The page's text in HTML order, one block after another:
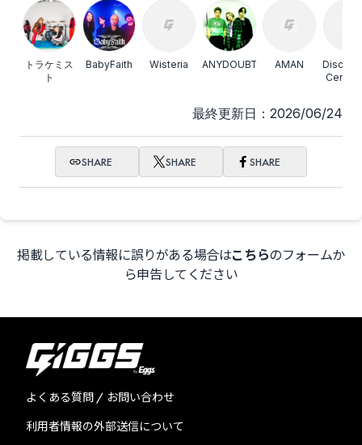
トラケミス
ト
BabyFaith Wisteria ANYDOUBT AMAN
最終更新日：2026/06/24
SHARE SHARE SHARE
掲載している情報に誤りがある場合はこちらのフォームか
ら申告してください
よくある質問 / お問い合わせ
利用者情報の外部送信について